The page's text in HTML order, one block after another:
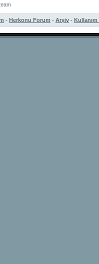
- Herkonu Forum - Arşiv -